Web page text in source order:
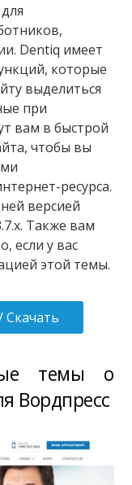
Dentiq имеет
которые
выделиться
при
вам в быстрой
чтобы вы
ресурса.
версией
Также вам
если у вас
этой темы.
Скачать
темы о
Вордпресс